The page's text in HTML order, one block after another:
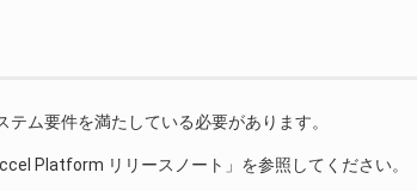
ム要件を満たしている必要があります。
Platform リリースノート」を参照してください。